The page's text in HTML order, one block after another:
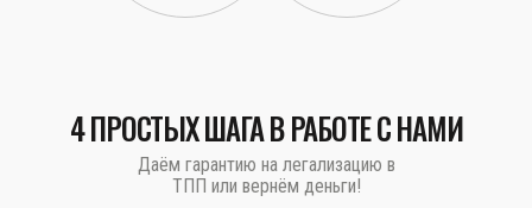
4 ПРОСТЫХ ШАГА В РАБОТЕ С НАМИ
Даём гарантию на легализацию в
ТПП или вернём деньги!